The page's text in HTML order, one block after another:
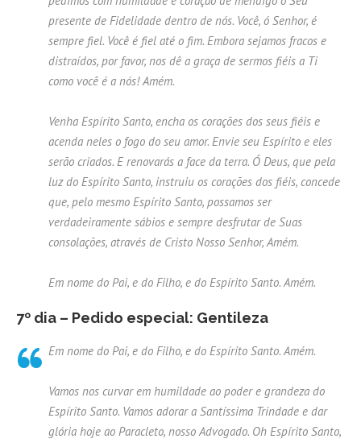
presente de Fidelidade dentro de nós. Você, ó Senhor, é
sempre fiel. Você é fiel até o fim. Embora sejamos fracos e
distraídos, por favor, nos dê a graça de sermos fiéis a Ti
como você é a nós! Amém.
Venha Espírito Santo, encha os corações dos seus fiéis e
acenda neles o fogo do seu amor. Envie seu Espírito e eles
serão criados. E renovarás a face da terra. Ó Deus, que pela
luz do Espírito Santo, instruiu os corações dos fiéis, concede
que, pelo mesmo Espírito Santo, possamos ser
verdadeiramente sábios e sempre desfrutar de Suas
consolações, através de Cristo Nosso Senhor, Amém.
Em nome do Pai, e do Filho, e do Espírito Santo. Amém.
7º dia – Pedido especial: Gentileza
Em nome do Pai, e do Filho, e do Espírito Santo. Amém.
Vamos nos curvar em humildade ao poder e grandeza do
Espírito Santo. Vamos adorar a Santíssima Trindade e dar
glória hoje ao Paracleto, nosso Advogado. Oh Espírito Santo,